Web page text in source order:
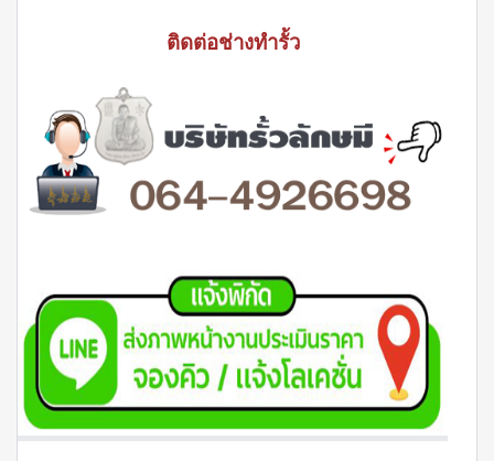
ติดต่อช่างทำรั้ว